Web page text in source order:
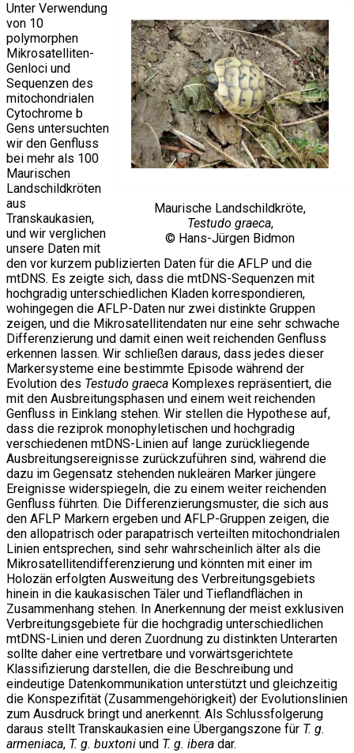
Maurische Landschildkröte,
Testudo graeca,
© Hans-Jürgen Bidmon
Unter Verwendung
von 10
polymorphen
Mikrosatelliten-
Genloci und
Sequenzen des
mitochondrialen
Cytochrome b
Gens untersuchten
wir den Genfluss
bei mehr als 100
Maurischen
Landschildkröten
aus
Transkaukasien,
und wir verglichen
unsere Daten mit
den vor kurzem publizierten Daten für die AFLP und die
mtDNS. Es zeigte sich, dass die mtDNS-Sequenzen mit
hochgradig unterschiedlichen Kladen korrespondieren,
wohingegen die AFLP-Daten nur zwei distinkte Gruppen
zeigen, und die Mikrosatellitendaten nur eine sehr schwache
Differenzierung und damit einen weit reichenden Genfluss
erkennen lassen. Wir schließen daraus, dass jedes dieser
Markersysteme eine bestimmte Episode während der
Evolution des Testudo graeca Komplexes repräsentiert, die
mit den Ausbreitungsphasen und einem weit reichenden
Genfluss in Einklang stehen. Wir stellen die Hypothese auf,
dass die reziprok monophyletischen und hochgradig
verschiedenen mtDNS-Linien auf lange zurückliegende
Ausbreitungsereignisse zurückzuführen sind, während die
dazu im Gegensatz stehenden nukleären Marker jüngere
Ereignisse widerspiegeln, die zu einem weiter reichenden
Genfluss führten. Die Differenzierungsmuster, die sich aus
den AFLP Markern ergeben und AFLP-Gruppen zeigen, die
den allopatrisch oder parapatrisch verteilten mitochondrialen
Linien entsprechen, sind sehr wahrscheinlich älter als die
Mikrosatellitendifferenzierung und könnten mit einer im
Holozän erfolgten Ausweitung des Verbreitungsgebiets
hinein in die kaukasischen Täler und Tieflandflächen in
Zusammenhang stehen. In Anerkennung der meist exklusiven
Verbreitungsgebiete für die hochgradig unterschiedlichen
mtDNS-Linien und deren Zuordnung zu distinkten Unterarten
sollte daher eine vertretbare und vorwärtsgerichtete
Klassifizierung darstellen, die die Beschreibung und
eindeutige Datenkommunikation unterstützt und gleichzeitig
die Konspezifität (Zusammengehörigkeit) der Evolutionslinien
zum Ausdruck bringt und anerkennt. Als Schlussfolgerung
daraus stellt Transkaukasien eine Übergangszone für T. g.
armeniaca, T. g. buxtoni und T. g. ibera dar.